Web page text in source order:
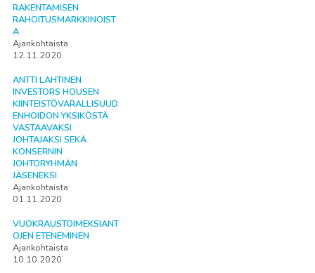
RAKENTAMISEN
RAHOITUSMARKKINOIST
A
Ajankohtaista
12.11.2020
ANTTI LAHTINEN
INVESTORS HOUSEN
KIINTEISTÖVARALLISUUD
ENHOIDON YKSIKÖSTÄ
VASTAAVAKSI
JOHTAJAKSI SEKÄ
KONSERNIN
JOHTORYHMÄN
JÄSENEKSI.
Ajankohtaista
01.11.2020
VUOKRAUSTOIMEKSIANT
OJEN ETENEMINEN
Ajankohtaista
10.10.2020